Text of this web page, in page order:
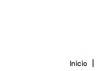
Inicio